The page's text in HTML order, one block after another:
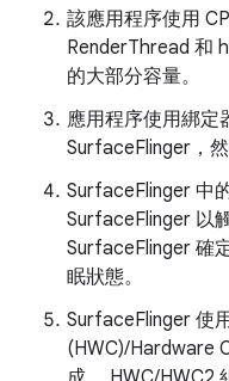
該應用程序使用
RenderThread 和
的大部分容量。
應用程序使用綁定
SurfaceFlinger，
SurfaceFlinger 中
SurfaceFlinger 以
SurfaceFlinger 確
眠狀態。
SurfaceFlinger 使
(HWC)/Hardware